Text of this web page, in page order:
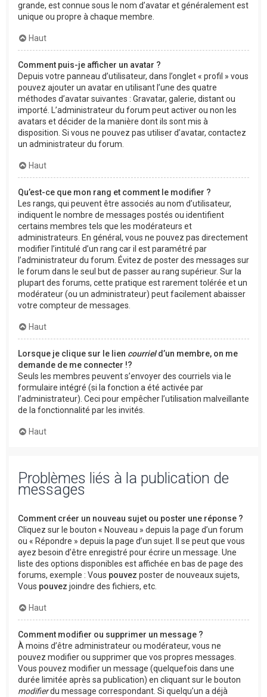
grande, est connue sous le nom d’avatar et généralement est
unique ou propre à chaque membre.
Haut
Comment puis-je afficher un avatar ?
Depuis votre panneau d’utilisateur, dans l’onglet « profil » vous
pouvez ajouter un avatar en utilisant l’une des quatre
méthodes d’avatar suivantes : Gravatar, galerie, distant ou
importé. L’administrateur du forum peut activer ou non les
avatars et décider de la manière dont ils sont mis à
disposition. Si vous ne pouvez pas utiliser d’avatar, contactez
un administrateur du forum.
Haut
Qu’est-ce que mon rang et comment le modifier ?
Les rangs, qui peuvent être associés au nom d’utilisateur,
indiquent le nombre de messages postés ou identifient
certains membres tels que les modérateurs et
administrateurs. En général, vous ne pouvez pas directement
modifier l’intitulé d’un rang car il est paramétré par
l’administrateur du forum. Évitez de poster des messages sur
le forum dans le seul but de passer au rang supérieur. Sur la
plupart des forums, cette pratique est rarement tolérée et un
modérateur (ou un administrateur) peut facilement abaisser
votre compteur de messages.
Haut
Lorsque je clique sur le lien courrield’un membre, on me
demande de me connecter !?
Seuls les membres peuvent s’envoyer des courriels via le
formulaire intégré (si la fonction a été activée par
l’administrateur). Ceci pour empêcher l’utilisation malveillante
de la fonctionnalité par les invités.
Haut
Problèmes liés à la publication de
messages
Comment créer un nouveau sujet ou poster une réponse ?
Cliquez sur le bouton « Nouveau » depuis la page d’un forum
ou « Répondre » depuis la page d’un sujet. Il se peut que vous
ayez besoin d’être enregistré pour écrire un message. Une
liste des options disponibles est affichée en bas de page des
forums, exemple : Vous pouvez poster de nouveaux sujets,
Vous pouvez joindre des fichiers, etc.
Haut
Comment modifier ou supprimer un message ?
À moins d’être administrateur ou modérateur, vous ne
pouvez modifier ou supprimer que vos propres messages.
Vous pouvez modifier un message (quelquefois dans une
durée limitée après sa publication) en cliquant sur le bouton
modifierdu message correspondant. Si quelqu’un a déjà